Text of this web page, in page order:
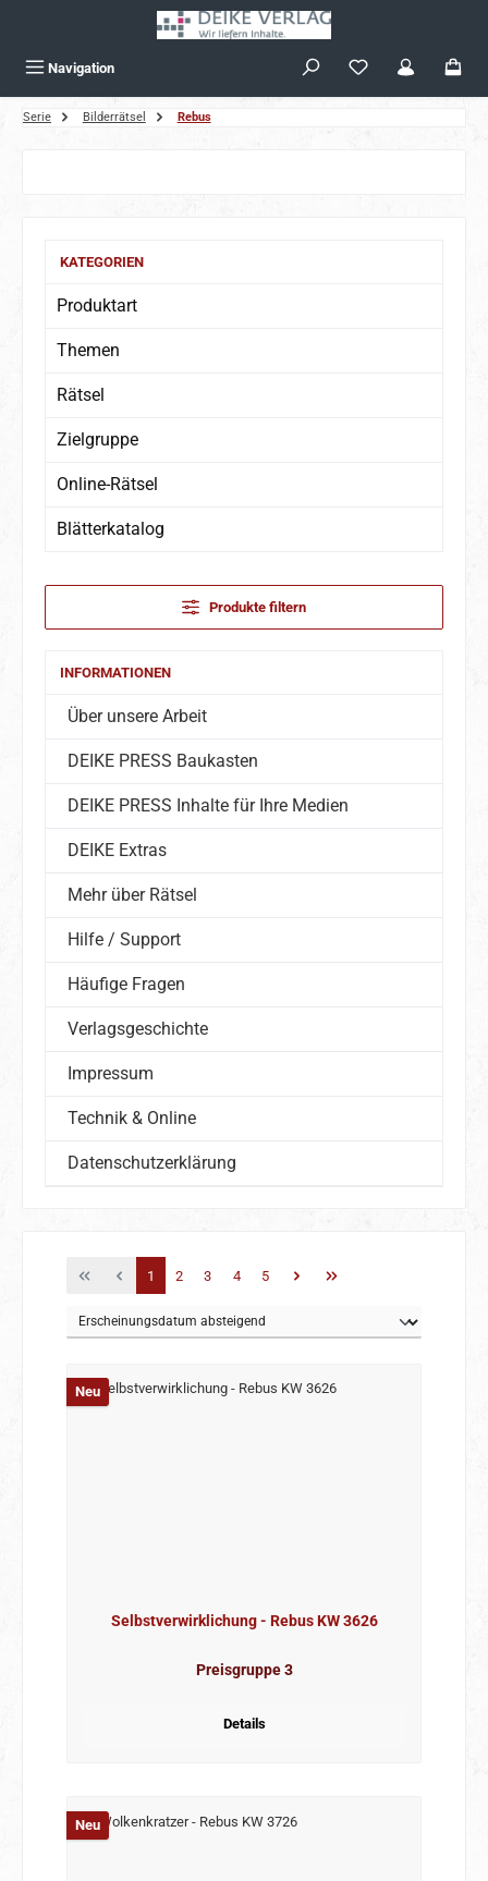
Navigation
Serie Bilderrätsel Rebus
KATEGORIEN
Produktart
Themen
Rätsel
Zielgruppe
Online-Rätsel
Blätterkatalog
Produkte filtern
INFORMATIONEN
Über unsere Arbeit
DEIKE PRESS Baukasten
DEIKE PRESS Inhalte für Ihre Medien
DEIKE Extras
Mehr über Rätsel
Hilfe / Support
Häufige Fragen
Verlagsgeschichte
Impressum
Technik & Online
Datenschutzerklärung
Seite
1 Seite
2 Seite
3 Seite
4 Seite
5
Neu
Selbstverwirklichung - Rebus KW 3626
Preisgruppe 3
Details
Neu